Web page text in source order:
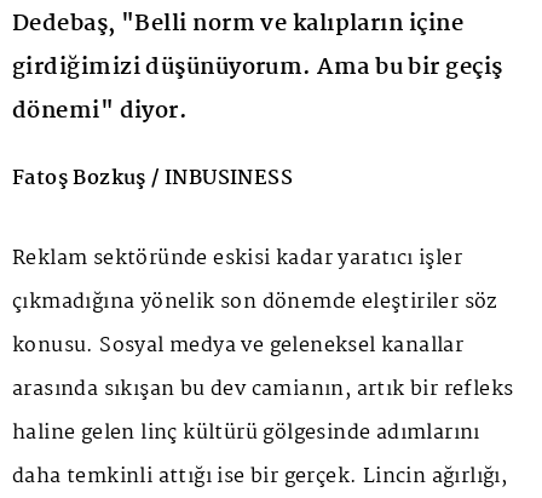
Dedebaş, "Belli norm ve kalıpların içine
girdiğimizi düşünüyorum. Ama bu bir geçiş
dönemi" diyor.
Fatoş Bozkuş / INBUSINESS
Reklam sektöründe eskisi kadar yaratıcı işler
çıkmadığına yönelik son dönemde eleştiriler söz
konusu. Sosyal medya ve geleneksel kanallar
arasında sıkışan bu dev camianın, artık bir refleks
haline gelen linç kültürü gölgesinde adımlarını
daha temkinli attığı ise bir gerçek. Lincin ağırlığı,